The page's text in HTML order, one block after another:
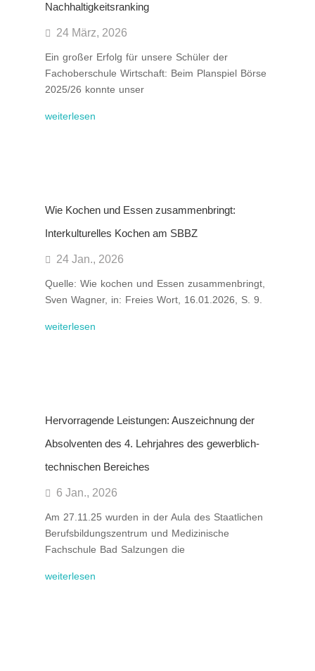
Nachhaltigkeitsranking
24 März, 2026
Ein großer Erfolg für unsere Schüler der
Fachoberschule Wirtschaft: Beim Planspiel Börse
2025/26 konnte unser
weiterlesen
Wie Kochen und Essen zusammenbringt:
Interkulturelles Kochen am SBBZ
24 Jan., 2026
Quelle: Wie kochen und Essen zusammenbringt,
Sven Wagner, in: Freies Wort, 16.01.2026, S. 9.
weiterlesen
Hervorragende Leistungen: Auszeichnung der
Absolventen des 4. Lehrjahres des gewerblich-
technischen Bereiches
6 Jan., 2026
Am 27.11.25 wurden in der Aula des Staatlichen
Berufsbildungszentrum und Medizinische
Fachschule Bad Salzungen die
weiterlesen